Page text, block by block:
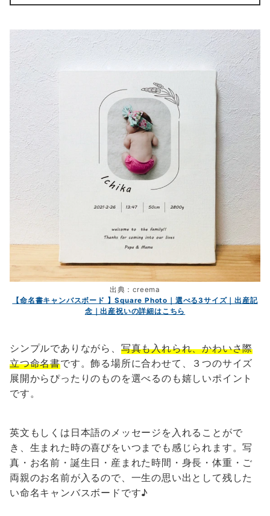
出典：creema
【命名書キャンバスボード 】Square Photo｜選べる3サイズ｜出産記
念｜出産祝いの詳細はこちら
シンプルでありながら、 写真も入れられ、かわいさ際
立つ命名書です。飾る場所に合わせて、３つのサイズ
展開からぴったりのものを選べるのも嬉しいポイント
です。
英文もしくは日本語のメッセージを入れることがで
き、生まれた時の喜びをいつまでも感じられます。写
真・お名前・誕生日・産まれた時間・身長・体重・ご
両親のお名前が入るので、一生の思い出として残した
い命名キャンバスボードです♪